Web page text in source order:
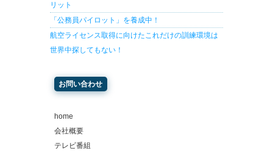
リット
「公務員パイロット」を養成中！
航空ライセンス取得に向けたこれだけの訓練環境は
世界中探してもない！
お問い合わせ
home
会社概要
テレビ番組